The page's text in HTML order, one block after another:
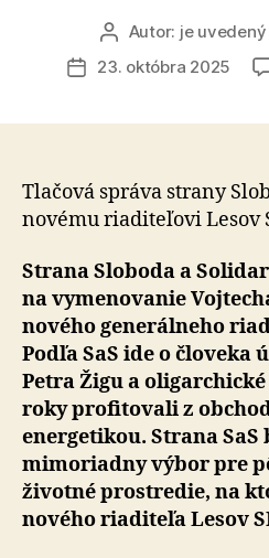
Autor
článku
Autor: je
Dátum
23. októbra 2025
Tlačová správa strany
novému riaditeľovi Lesov
Strana Sloboda a
na vy­me­no­va­nie
nového generálneho
Podľa SaS ide o človeka
Petra Žigu a
roky profitovali z
energetikou. Strana
mimoriadny výbor pre
životné prostredie, na
nového riaditeľa Lesov